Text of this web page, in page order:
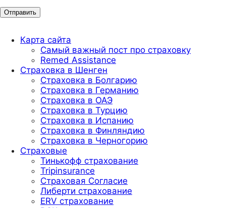
Карта сайта
Самый важный пост про страховку
Remed Assistance
Страховка в Шенген
Страховка в Болгарию
Страховка в Германию
Страховка в ОАЭ
Страховка в Турцию
Страховка в Испанию
Страховка в Финляндию
Страховка в Черногорию
Страховые
Тинькофф страхование
Tripinsurance
Страховая Согласие
Либерти страхование
ERV страхование